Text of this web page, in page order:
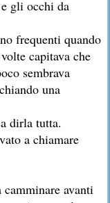
gli occhi da
frequenti quando
capitava che
sembrava
una
dirla tutta.
a chiamare
avanti